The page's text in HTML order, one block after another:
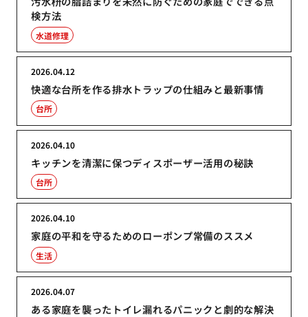
検方法
水道修理
快適な台所を作る排水トラップの仕組みと最新事情
2026.04.12
台所
キッチンを清潔に保つディスポーザー活用の秘訣
2026.04.10
台所
家庭の平和を守るためのローポンプ常備のススメ
2026.04.10
生活
ある家庭を襲ったトイレ漏れるパニックと劇的な解決
2026.04.07